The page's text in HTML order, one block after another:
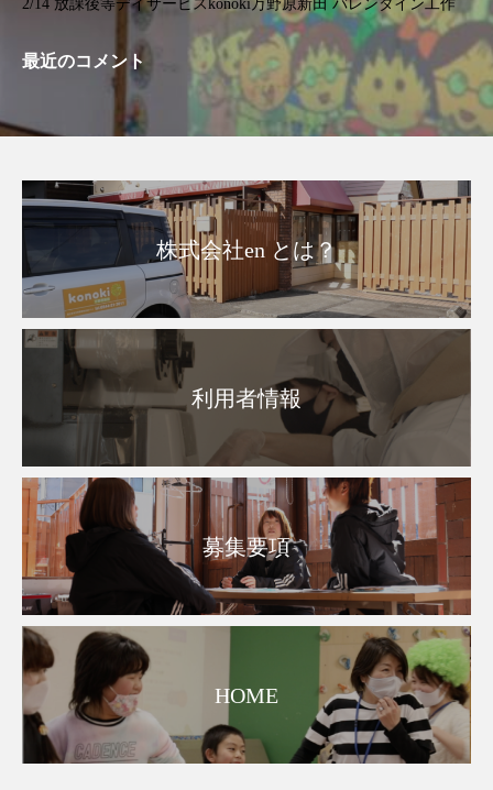
2/14 放課後等デイサービスkonoki万野原新田 バレンタイン工作
最近のコメント
株式会社en とは？
利用者情報
募集要項
HOME